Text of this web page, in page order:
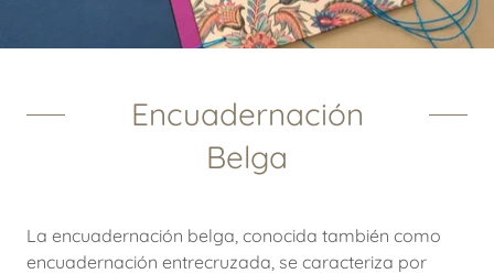
Encuadernación
Belga
La encuadernación belga, conocida también como
encuadernación entrecruzada, se caracteriza por